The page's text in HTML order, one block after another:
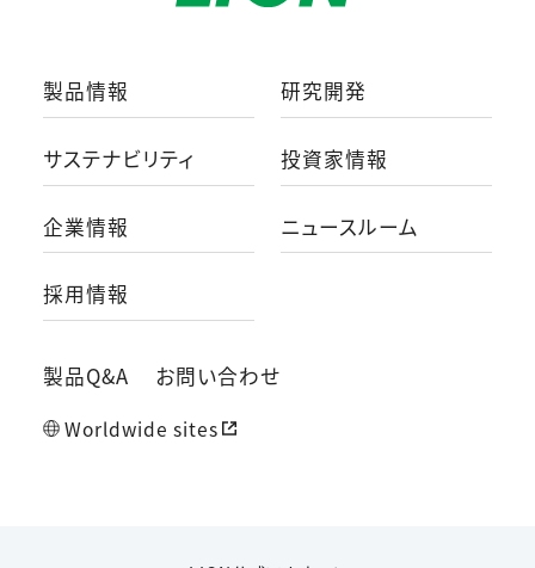
製品情報 研究開発
サステナビリティ 投資家情報
企業情報 ニュースルーム
採用情報
製品Q&A お問い合わせ
Worldwide sites